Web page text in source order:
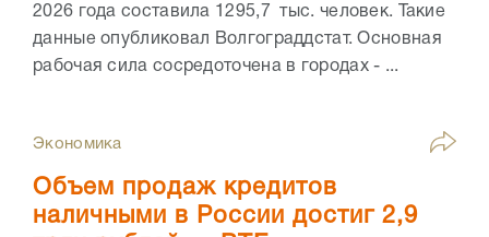
2026 года составила 1295,7 тыс. человек. Такие
данные опубликовал Волгограддстат. Основная
рабочая сила сосредоточена в городах - ...
Экономика
Объем продаж кредитов
наличными в России достиг 2,9